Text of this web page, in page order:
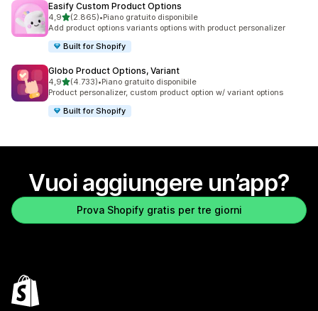
Easify Custom Product Options
4,9stelle su 5
(2.865)
2865 recensioni totali
•Piano gratuito disponibile
Add product options variants options with product personalizer
Built for Shopify
Globo Product Options, Variant
4,9stelle su 5
(4.733)
4733 recensioni totali
•Piano gratuito disponibile
Product personalizer, custom product option w/ variant options
Built for Shopify
Vuoi aggiungere un’app?
Prova Shopify gratis per tre giorni